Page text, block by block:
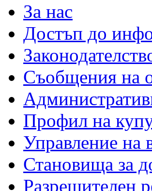
За нас
Достъп до
Съобщения на
Профил на
Управление на
Становища за
Разрешителен